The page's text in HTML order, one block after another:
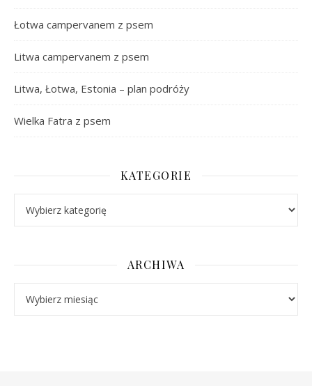
Łotwa campervanem z psem
Litwa campervanem z psem
Litwa, Łotwa, Estonia – plan podróży
Wielka Fatra z psem
KATEGORIE
ARCHIWA